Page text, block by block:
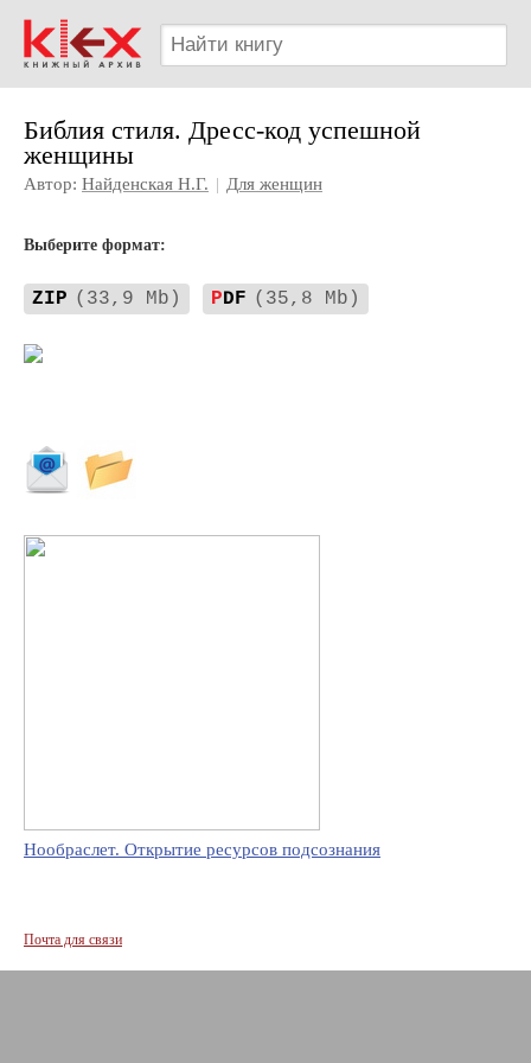
Библия стиля. Дресс-код успешной
женщины
Автор: Найденская Н.Г. | Для женщин
Выберите формат:
ZIP (33,9 Mb) PDF (35,8 Mb)
Нообраслет. Открытие ресурсов подсознания
Почта для связи